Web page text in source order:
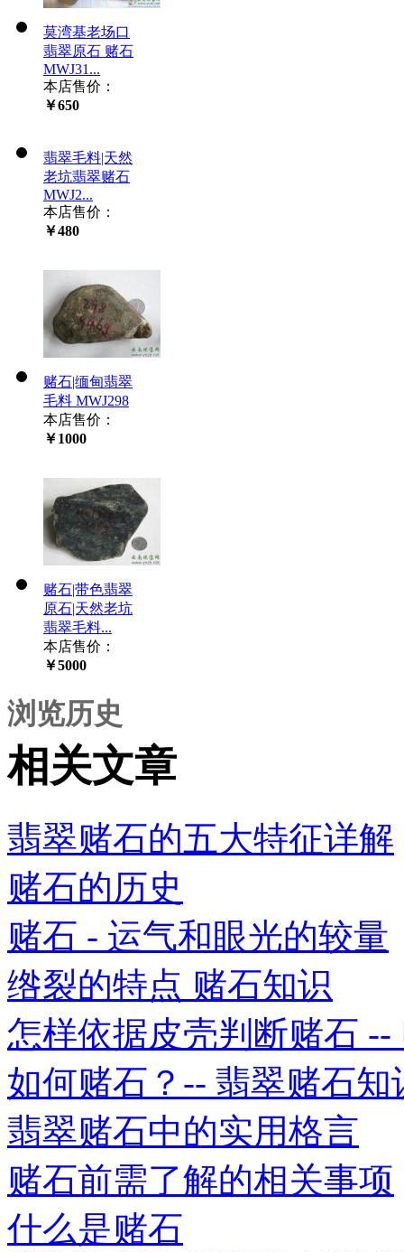
莫湾基老场口
翡翠原石 赌石
MWJ31...
本店售价：
￥650
翡翠毛料|天然
老坑翡翠赌石
MWJ2...
本店售价：
￥480
赌石|缅甸翡翠
毛料 MWJ298
本店售价：
￥1000
赌石|带色翡翠
原石|天然老坑
翡翠毛料...
本店售价：
￥5000
浏览历史
相关文章
翡翠赌石的五大特征详解
赌石的历史
赌石 - 运气和眼光的较量
绺裂的特点 赌石知识
怎样依据皮壳判断赌石 --
如何赌石？-- 翡翠赌石知
翡翠赌石中的实用格言
赌石前需了解的相关事项
什么是赌石